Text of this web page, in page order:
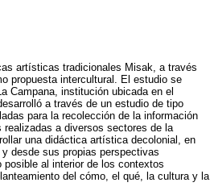
artísticas tradicionales Misak, a través
propuesta intercultural. El estudio se
Campana, institución ubicada en el
a través de un estudio de tipo
para la recolección de la información
a diversos sectores de la
una didáctica artística decolonial, en
desde sus propias perspectivas
al interior de los contextos
del cómo, el qué, la cultura y la